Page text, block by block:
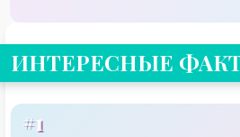
ИНТЕРЕСНЫЕ
#1